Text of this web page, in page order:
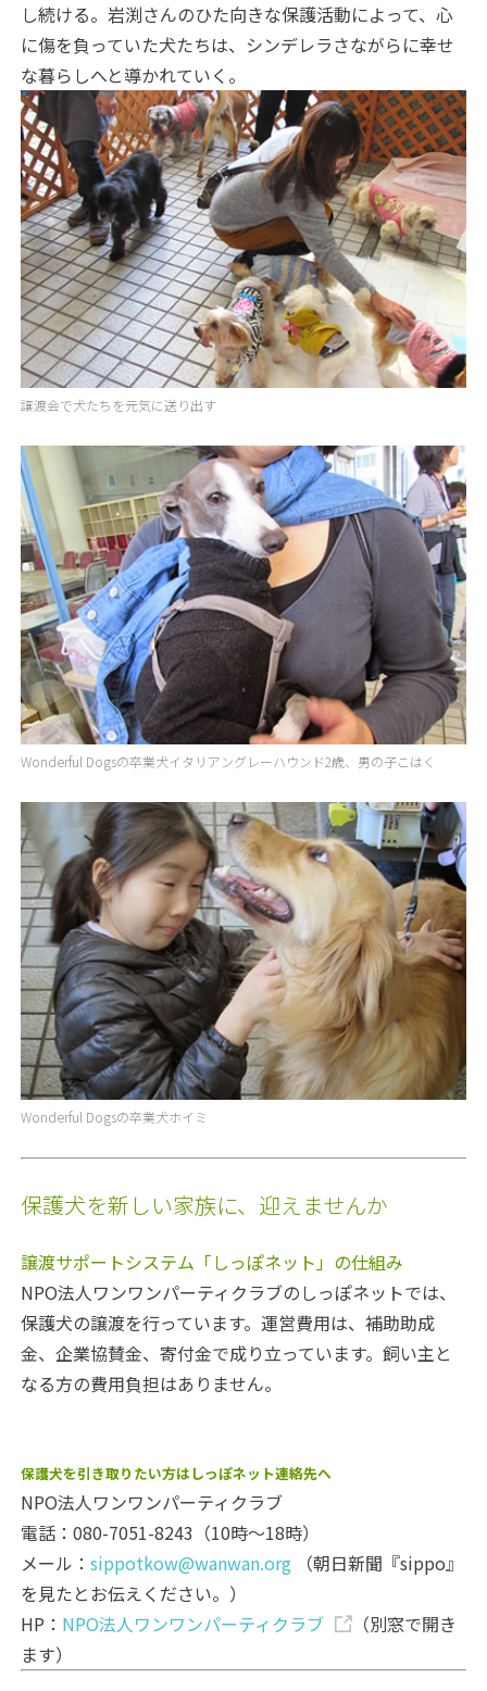
し続ける。岩渕さんのひた向きな保護活動によって、心
に傷を負っていた犬たちは、シンデレラさながらに幸せ
な暮らしへと導かれていく。
譲渡会で犬たちを元気に送り出す
Wonderful Dogsの卒業犬イタリアングレーハウンド2歳、男の子こはく
Wonderful Dogsの卒業犬ホイミ
保護犬を新しい家族に、迎えませんか
譲渡サポートシステム「しっぽネット」の仕組み
NPO法人ワンワンパーティクラブのしっぽネットでは、
保護犬の譲渡を行っています。運営費用は、補助助成
金、企業協賛金、寄付金で成り立っています。飼い主と
なる方の費用負担はありません。
保護犬を引き取りたい方はしっぽネット連絡先へ
NPO法人ワンワンパーティクラブ
電話：080-7051-8243（10時～18時）
メール：sippotkow@wanwan.org （朝日新聞『sippo』
を見たとお伝えください。）
HP： NPO法人ワンワンパーティクラブ
（別窓で開き
ます）